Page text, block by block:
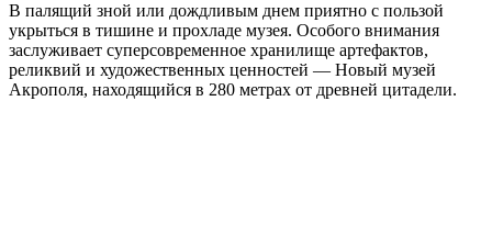
В палящий зной или дождливым днем приятно с пользой
укрыться в тишине и прохладе музея. Особого внимания
заслуживает суперсовременное хранилище артефактов,
реликвий и художественных ценностей — Новый музей
Акрополя, находящийся в 280 метрах от древней цитадели.